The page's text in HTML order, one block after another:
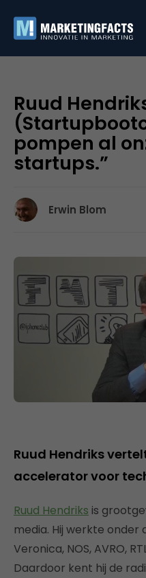
Ruud
pompen al
startups.”
Erwin Blom
Ruud Hendriks
accelerator voor
Ruud Hendriks is
media. Hij werkte onder
Veronica, NOS, AVRO,
Daardoor kent hij de